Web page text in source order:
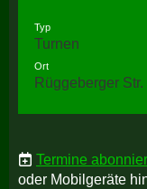
Typ
Turnen
Ort
Rüggeberger
Termine
oder Mobilgeräte